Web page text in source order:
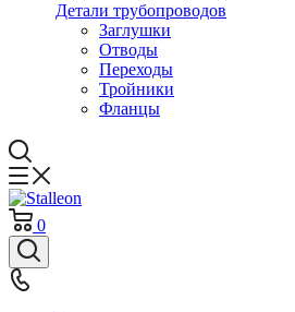
Детали трубопроводов
Заглушки
Отводы
Переходы
Тройники
Фланцы
0